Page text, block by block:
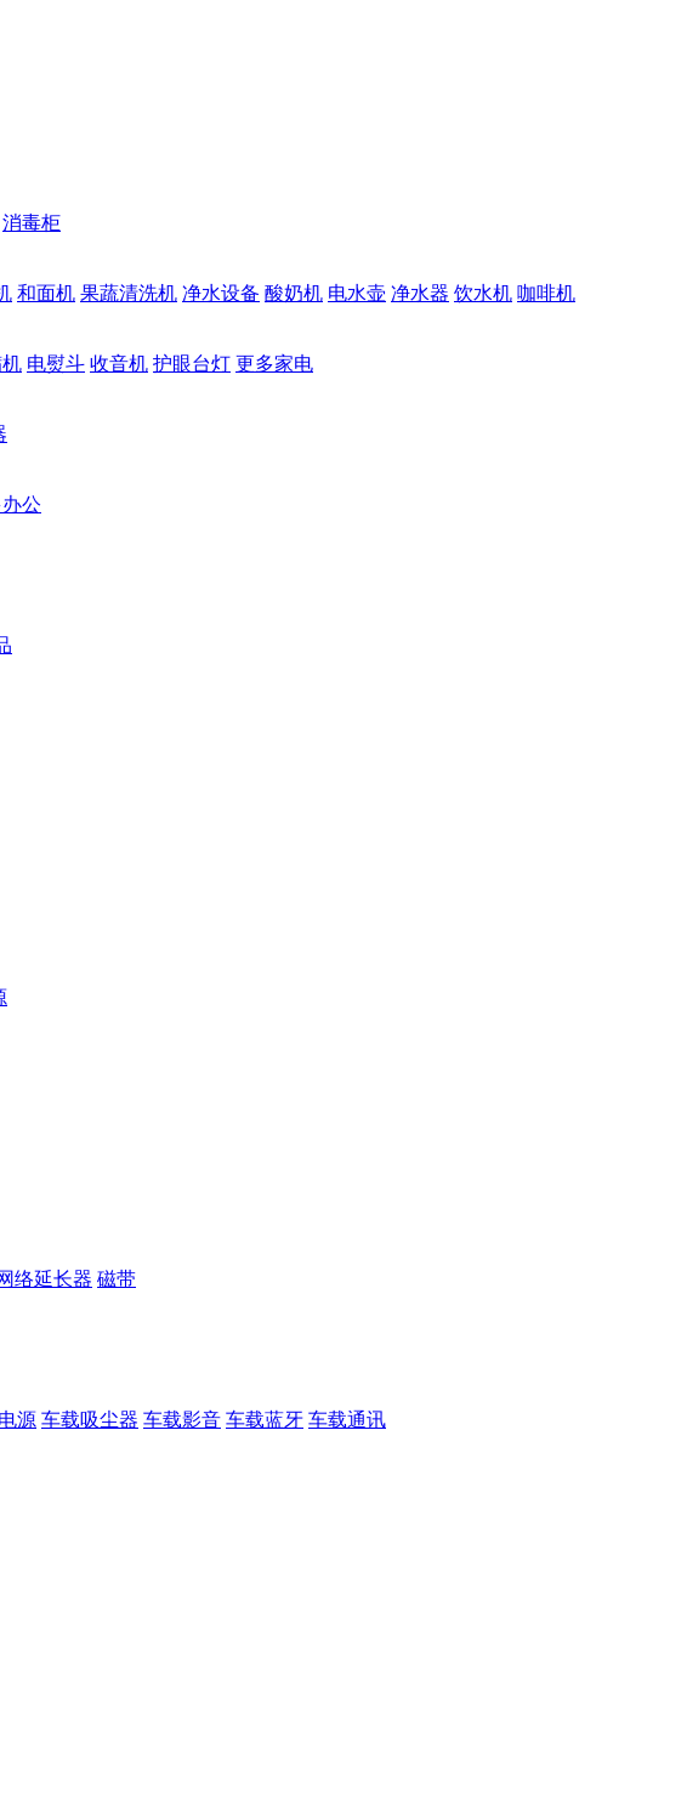
消毒柜
和面机 果蔬清洗机 净水设备 酸奶机 电水壶 净水器 饮水机 咖啡机
电熨斗 收音机 护眼台灯 更多家电
公
络延长器 磁带
源 车载吸尘器 车载影音 车载蓝牙 车载通讯